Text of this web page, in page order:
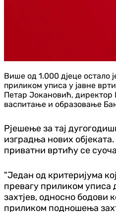
Више од 1.000 дјеце остало
приликом уписа у јавне
Петар Јокановић,
васпитање и образовање
Рјешење за тај
изградња нових
приватни вртићу се
"Један од критеријума
превагу приликом уписа
захтјев, односно бодови
приликом подношења